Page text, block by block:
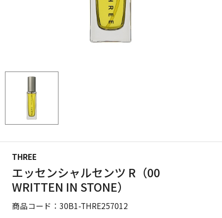
THREE
エッセンシャルセンツ R（00
WRITTEN IN STONE）
商品コード：30B1-THRE257012